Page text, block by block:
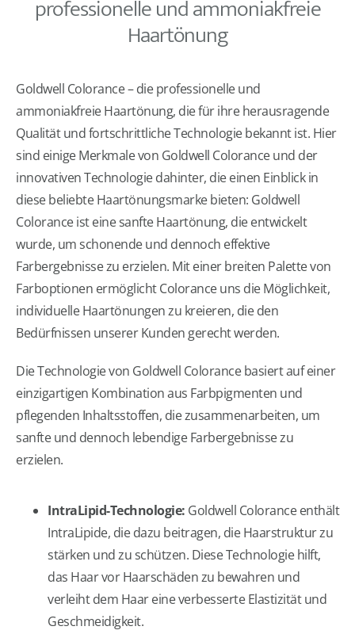
professionelle und ammoniakfreie
Haartönung
Goldwell Colorance – die professionelle und
ammoniakfreie Haartönung, die für ihre herausragende
Qualität und fortschrittliche Technologie bekannt ist. Hier
sind einige Merkmale von Goldwell Colorance und der
innovativen Technologie dahinter, die einen Einblick in
diese beliebte Haartönungsmarke bieten: Goldwell
Colorance ist eine sanfte Haartönung, die entwickelt
wurde, um schonende und dennoch effektive
Farbergebnisse zu erzielen. Mit einer breiten Palette von
Farboptionen ermöglicht Colorance uns die Möglichkeit,
individuelle Haartönungen zu kreieren, die den
Bedürfnissen unserer Kunden gerecht werden.
Die Technologie von Goldwell Colorance basiert auf einer
einzigartigen Kombination aus Farbpigmenten und
pflegenden Inhaltsstoffen, die zusammenarbeiten, um
sanfte und dennoch lebendige Farbergebnisse zu
erzielen.
IntraLipid-Technologie: Goldwell Colorance enthält
IntraLipide, die dazu beitragen, die Haarstruktur zu
stärken und zu schützen. Diese Technologie hilft,
das Haar vor Haarschäden zu bewahren und
verleiht dem Haar eine verbesserte Elastizität und
Geschmeidigkeit.